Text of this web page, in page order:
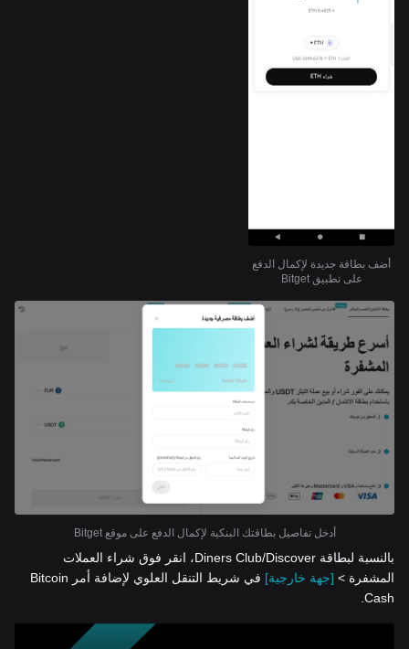
أضف بطاقة جديدة لإكمال الدفع
على تطبيق Bitget
أدخل تفاصيل بطاقتك البنكية لإكمال الدفع على موقع Bitget
بالنسبة لبطاقة Diners Club/Discover، انقر فوق شراء العملات
المشفرة > [جهة خارجية]
في شريط التنقل العلوي لإضافة أمر Bitcoin
Cash.